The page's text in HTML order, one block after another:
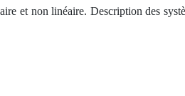
et non linéaire. Description des